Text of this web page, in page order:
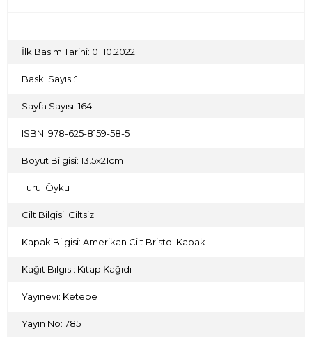
İlk Basım Tarihi: 01.10.2022
Baskı Sayısı:1
Sayfa Sayısı: 164
ISBN: 978-625-8159-58-5
Boyut Bilgisi: 13.5x21cm
Türü: Öykü
Cilt Bilgisi: Ciltsiz
Kapak Bilgisi: Amerikan Cilt Bristol Kapak
Kağıt Bilgisi: Kitap Kağıdı
Yayınevi: Ketebe
Yayın No: 785